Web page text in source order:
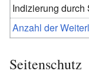
Indizierung durch
Anzahl der
Seitenschutz